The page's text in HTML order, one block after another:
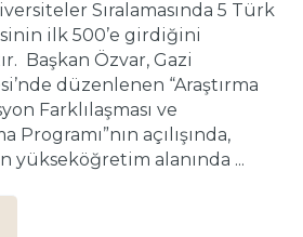
Sıralamasında 5 Türk
ilk 500’e girdiğini
Başkan Özvar, Gazi
düzenlenen “Araştırma
Farklılaşması ve
Programı”nın açılışında,
yükseköğretim alanında ...